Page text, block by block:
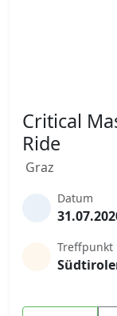
Critical
Ride
Graz
Datum
Treffpunkt